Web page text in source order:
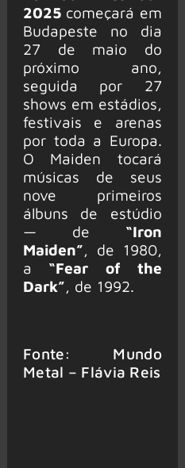
2025começará em
Budapeste no dia
27 de maio do
próximo ano,
seguida por 27
shows em estádios,
festivais e arenas
por toda a Europa.
O Maiden tocará
músicas de seus
nove primeiros
álbuns de estúdio
— de “Iron
Maiden”, de 1980,
a “Fear of the
Dark”, de 1992.
Fonte: Mundo
Metal – Flávia Reis